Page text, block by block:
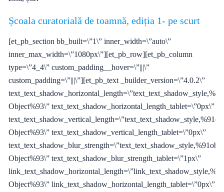
Școala curatorială de toamnă, ediția 1- pe scurt
[et_pb_section bb_built=\”1\” inner_width=\”auto\”
inner_max_width=\”1080px\”][et_pb_row][et_pb_column
type=\”4_4\” custom_padding__hover=\”|||\”
custom_padding=\”|||\”][et_pb_text _builder_version=\”4.0.2\”
Object%93\” text_text_shadow_horizontal_length_tablet=\”0px\”
Object%93\” text_text_shadow_vertical_length_tablet=\”0px\”
Object%93\” text_text_shadow_blur_strength_tablet=\”1px\”
Object%93\” link_text_shadow_horizontal_length_tablet=\”0px\”